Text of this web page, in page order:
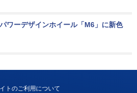
ワーデザインホイール「M6」に新色
トのご利用について